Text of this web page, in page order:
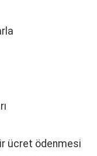
ücret ödenmesi